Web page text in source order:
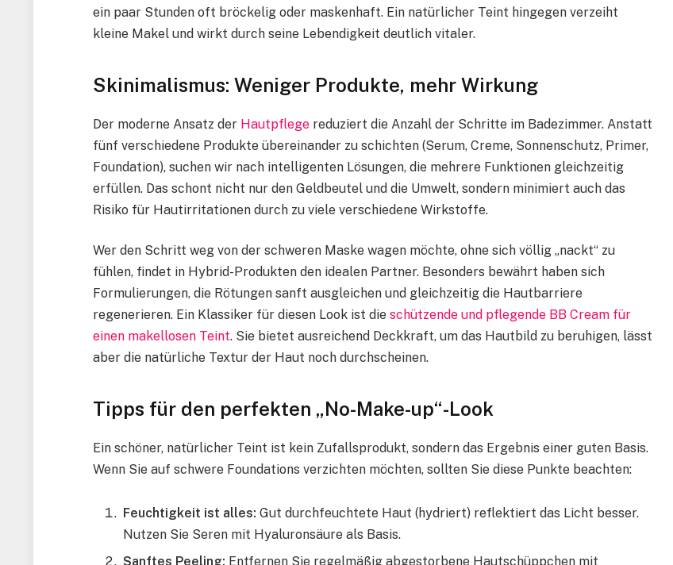
ein paar Stunden oft bröckelig oder maskenhaft. Ein natürlicher Teint hingegen verzeiht
kleine Makel und wirkt durch seine Lebendigkeit deutlich vitaler.
Skinimalismus: Weniger Produkte, mehr Wirkung
Der moderne Ansatz der Hautpflege reduziert die Anzahl der Schritte im Badezimmer. Anstatt
fünf verschiedene Produkte übereinander zu schichten (Serum, Creme, Sonnenschutz, Primer,
Foundation), suchen wir nach intelligenten Lösungen, die mehrere Funktionen gleichzeitig
erfüllen. Das schont nicht nur den Geldbeutel und die Umwelt, sondern minimiert auch das
Risiko für Hautirritationen durch zu viele verschiedene Wirkstoffe.
Wer den Schritt weg von der schweren Maske wagen möchte, ohne sich völlig „nackt“ zu
fühlen, findet in Hybrid-Produkten den idealen Partner. Besonders bewährt haben sich
Formulierungen, die Rötungen sanft ausgleichen und gleichzeitig die Hautbarriere
regenerieren. Ein Klassiker für diesen Look ist dieschützende und pflegende BB Cream für
einen makellosen Teint. Sie bietet ausreichend Deckkraft, um das Hautbild zu beruhigen, lässt
aber die natürliche Textur der Haut noch durchscheinen.
Tipps für den perfekten „No-Make-up“-Look
Ein schöner, natürlicher Teint ist kein Zufallsprodukt, sondern das Ergebnis einer guten Basis.
Wenn Sie auf schwere Foundations verzichten möchten, sollten Sie diese Punkte beachten:
Feuchtigkeit ist alles: Gut durchfeuchtete Haut (hydriert) reflektiert das Licht besser.
Nutzen Sie Seren mit Hyaluronsäure als Basis.
Sanftes Peeling: Entfernen Sie regelmäßig abgestorbene Hautschüppchen mit